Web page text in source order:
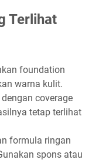
Terlihat
foundation
warna kulit.
coverage
tetap terlihat
formula ringan
spons atau